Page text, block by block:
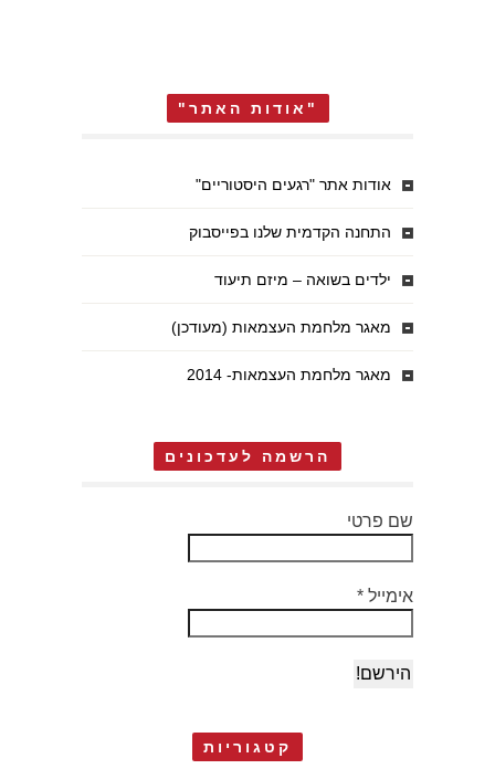
"אודות האתר"
אודות אתר "רגעים היסטוריים"
התחנה הקדמית שלנו בפייסבוק
ילדים בשואה – מיזם תיעוד
מאגר מלחמת העצמאות (מעודכן)
מאגר מלחמת העצמאות- 2014
הרשמה לעדכונים
שם פרטי
אימייל *
קטגוריות